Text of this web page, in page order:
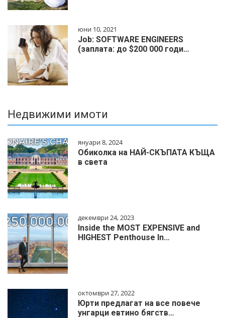
юни 10, 2021
Job: SOFTWARE ENGINEERS
(заплата: до $200 000 годи…
Недвижими имоти
януари 8, 2024
Обиколка на НАЙ-СКЪПАТА КЪЩА
в света
декември 24, 2023
Inside the MOST EXPENSIVE and
HIGHEST Penthouse In…
октомври 27, 2022
Юрти предлагат на все повече
унгарци евтино бягств…